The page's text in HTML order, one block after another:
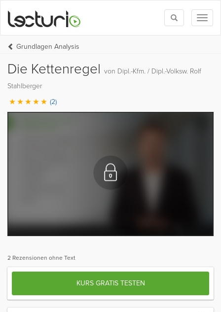
Toggle
search
Grundlagen Analysis
Die Kettenregel von Dipl.-Kfm. / Dipl.-Volksw. Rolf
Stahlberger
(2)
2 Rezensionen ohne Text
KURS GRATIS TESTEN